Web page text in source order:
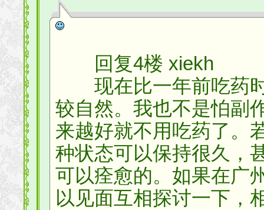
回复4楼 xiekh
现在比一年前吃药时
较自然。我也不是怕副
来越好就不用吃药了。
种状态可以保持很久，
可以痊愈的。如果在广
以见面互相探讨一下，